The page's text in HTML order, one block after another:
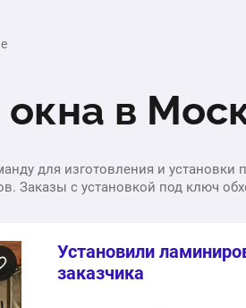
в
для изготовления и
Заказы с установкой под ключ
Установили
заказчика